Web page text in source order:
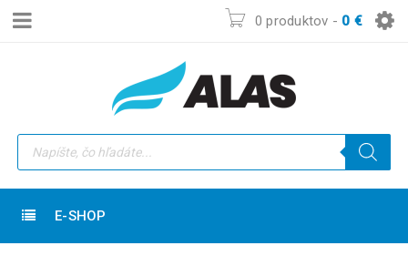
0 produktov - 0 €
E-SHOP